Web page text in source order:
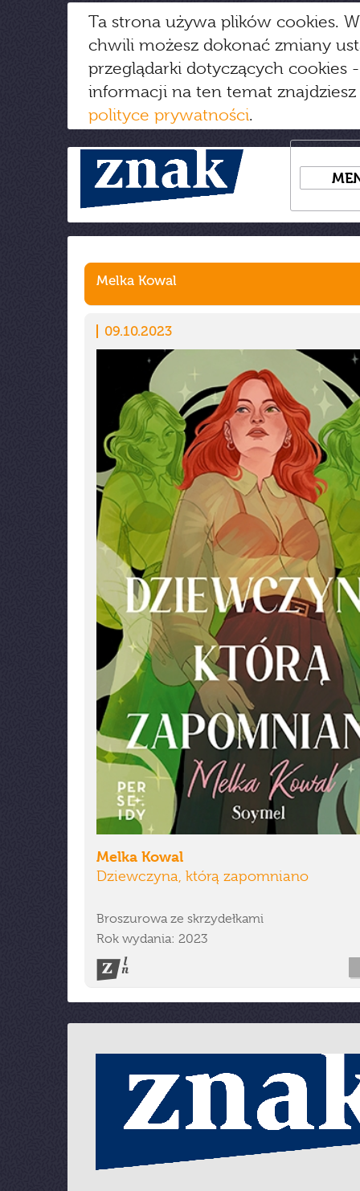
Ta strona używa plików cookies.
chwili możesz dokonać zmiany
przeglądarki dotyczących cookies
informacji na ten temat
polityce prywatności.
Melka Kowal
09.10.2023
Melka Kowal
Dziewczyna, którą zapomniano
Broszurowa ze skrzydełkami
Rok wydania: 2023